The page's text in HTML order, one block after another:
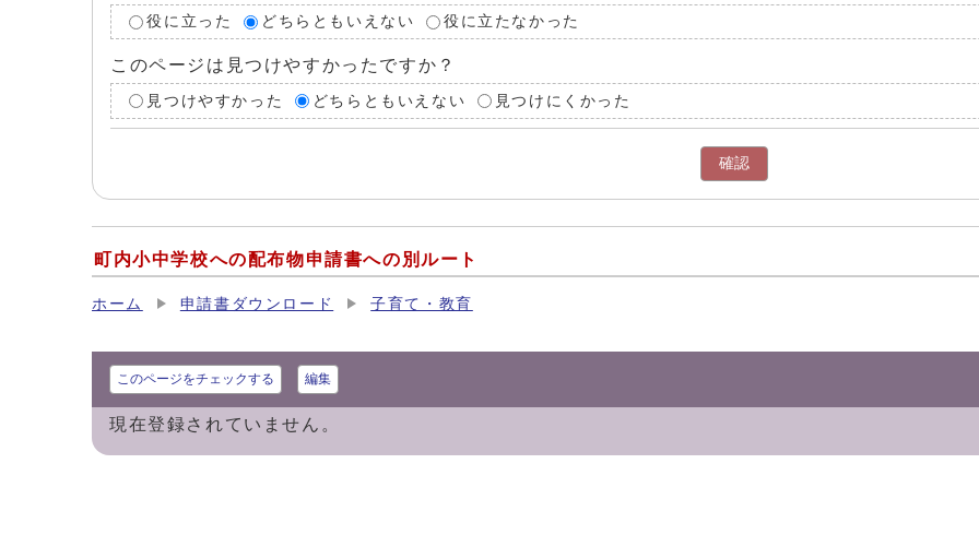
役に立った どちらともいえない 役に立たなかった
このページは見つけやすかったですか？
見つけやすかった どちらともいえない 見つけにくかった
確認
町内小中学校への配布物申請書への別ルート
ホーム 申請書ダウンロード 子育て・教育
このページをチェックする 編集
現在登録されていません。